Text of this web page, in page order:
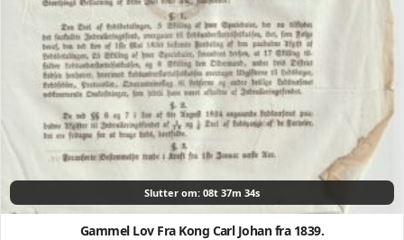
Slutter om: 08t 37m 33s
Gammel Lov Fra Kong Carl Johan fra 1839.
ellerLogg inn
Opprett en konto på få sekunder og legg ut dine første
auksjoner i dag. Ingen gebyrer. Ingen provisjon. Bare ekte
kjøpere.
Lukk vinduet